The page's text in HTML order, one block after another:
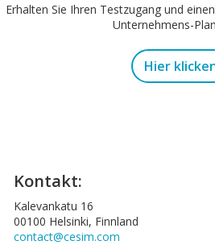
Erhalten Sie Ihren Testzugang und
Unternehmens-
Hier
Kontakt:
Kalevankatu 16
00100 Helsinki, Finnland
contact@cesim.com